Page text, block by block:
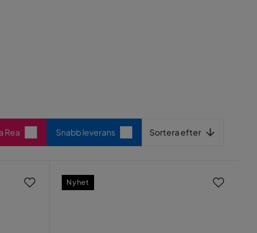
Rea Snabb leverans Sortera efter
Nyhet